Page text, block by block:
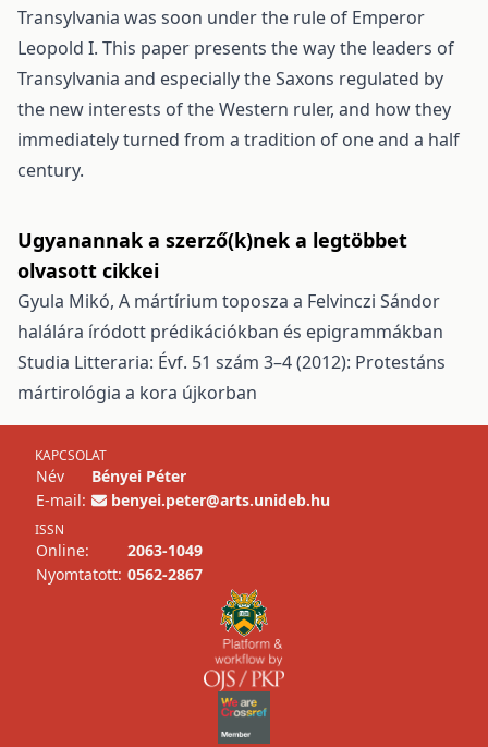
Transylvania was soon under the rule of Emperor
Leopold I. This paper presents the way the leaders of
Transylvania and especially the Saxons regulated by
the new interests of the Western ruler, and how they
immediately turned from a tradition of one and a half
century.
Ugyanannak a szerző(k)nek a legtöbbet
olvasott cikkei
Gyula Mikó, A mártírium toposza a Felvinczi Sándor
halálára íródott prédikációkban és epigrammákban
Studia Litteraria: Évf. 51 szám 3–4 (2012): Protestáns
mártirológia a kora újkorban
KAPCSOLAT
Név
Bényei Péter
E-mail:
benyei.peter@arts.unideb.hu
ISSN
Online:
2063-1049
Nyomtatott: 0562-2867